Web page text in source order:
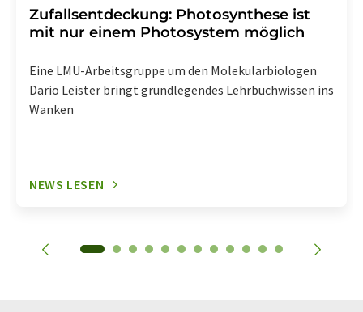
Zufallsentdeckung: Photosynthese ist
mit nur einem Photosystem möglich
Eine LMU-Arbeitsgruppe um den Molekularbiologen
Dario Leister bringt grundlegendes Lehrbuchwissen ins
Wanken
NEWS LESEN